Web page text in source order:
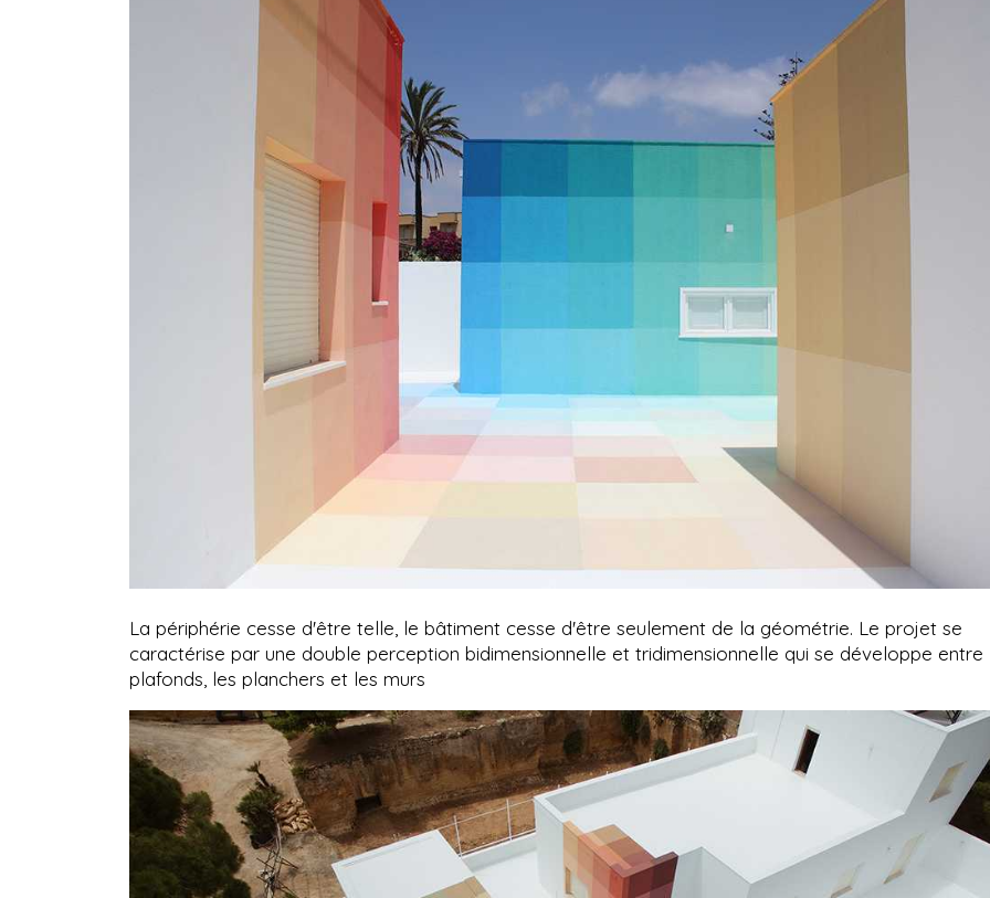
La périphérie cesse d'être telle, le bâtiment cesse d'être seulement de la géométrie. Le projet se
caractérise par une double perception bidimensionnelle et tridimensionnelle qui se développe entre
plafonds, les planchers et les murs